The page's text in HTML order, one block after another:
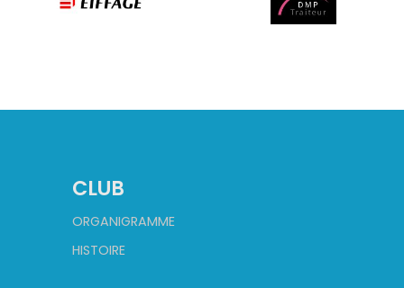
CLUB
ORGANIGRAMME
HISTOIRE